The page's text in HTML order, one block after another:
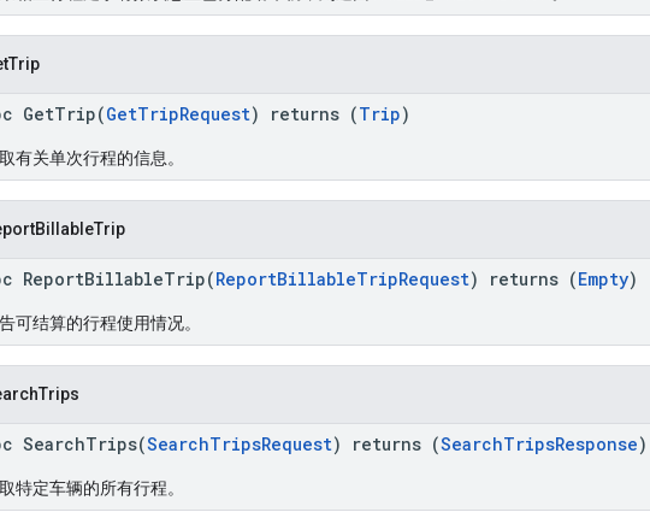
GetTrip(GetTripRequest) returns (Trip)
有关单次行程的信息。
ReportBillableTrip(ReportBillableTripRequest) returns (Empty)
可结算的行程使用情况。
SearchTrips(SearchTripsRequest) returns (SearchTripsResponse)
特定车辆的所有行程。